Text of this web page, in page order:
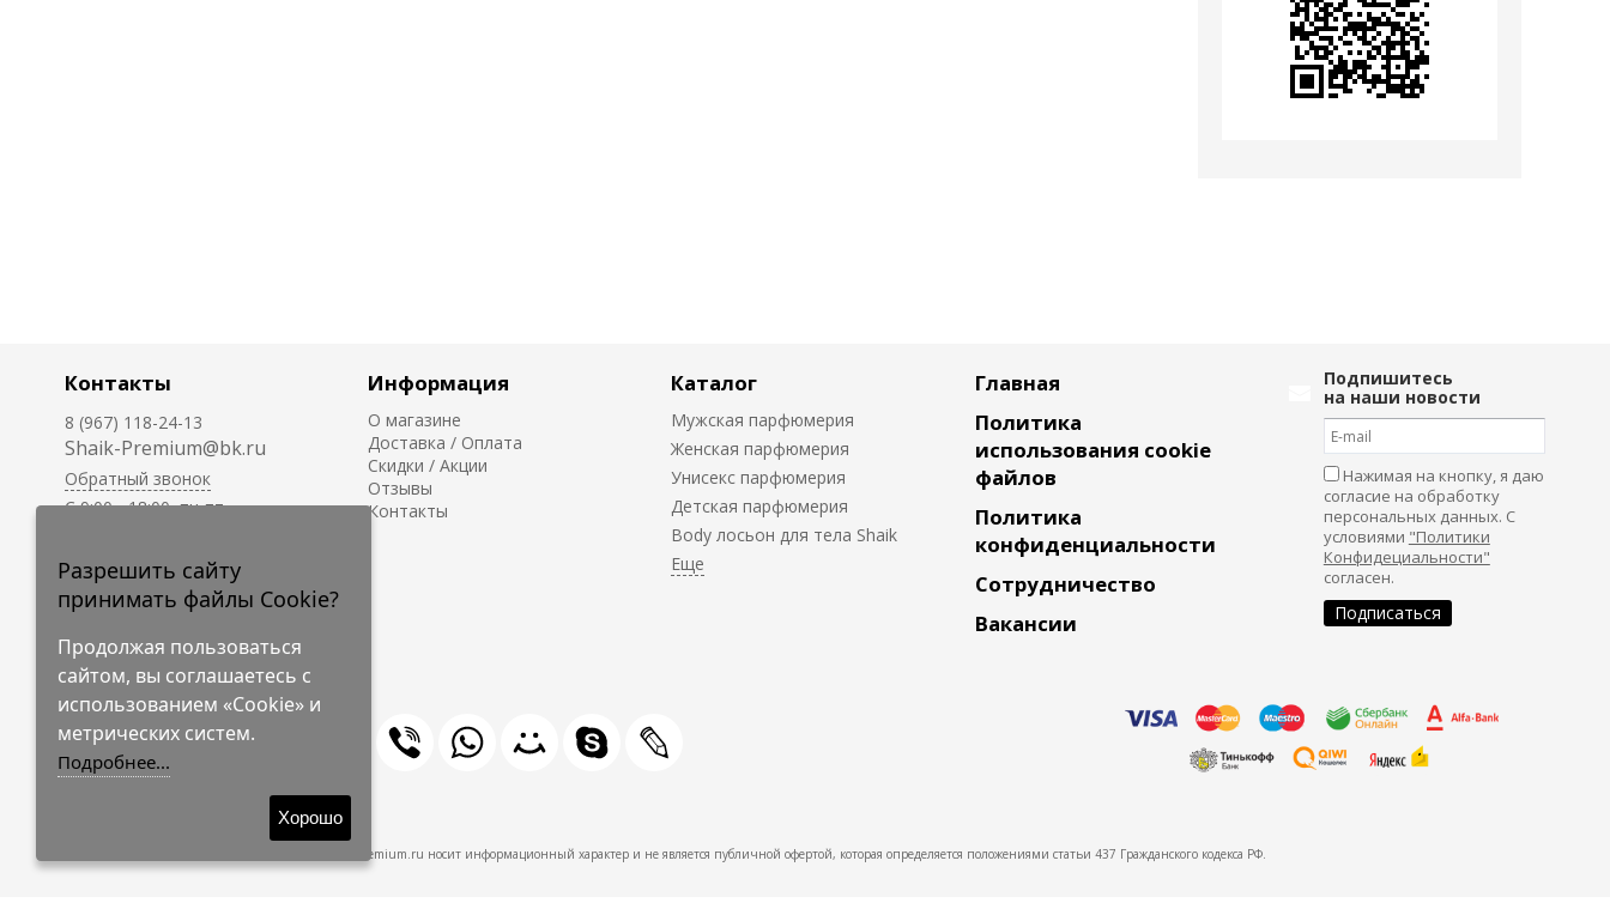
Контакты
8 (967) 118-24-13
Shaik-Premium@bk.ru
Обратный звонок
C 9:00 - 18:00, пн-пт
круглосуточно.
Информация
О магазине
Доставка / Оплата
Скидки / Акции
Отзывы
Контакты
Каталог
Мужская парфюмерия
Женская парфюмерия
Унисекс парфюмерия
Детская парфюмерия
Body лосьон для тела Shaik
Главная
Политика
использования cookie
файлов
Политика
конфиденциальности
Сотрудничество
Вакансии
Подпишитесь
на наши новости
Нажимая на кнопку, я даю
согласие на обработку
персональных данных. С
условиями "Политики
Конфидециальности"
согласен.
© 2009-2026 Shaik-Premium
Shaik-Premium.ru носит информационный характер и не является публичной офертой, которая определяется положениями статьи 437 Гражданского кодекса РФ.
Разрешить сайту
принимать файлы Cookie?
Продолжая пользоваться
сайтом, вы соглашаетесь с
использованием «Cookie» и
метрических систем.
Подробнее...
Хорошо